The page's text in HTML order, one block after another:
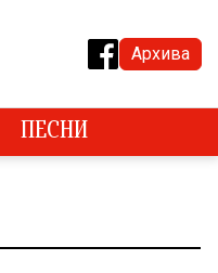
Архива
ПЕСНИ